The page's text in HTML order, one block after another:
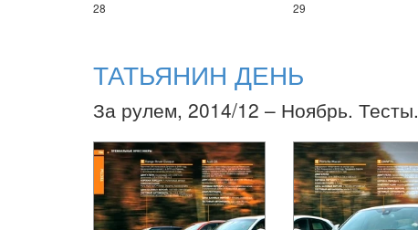
28 29
ТАТЬЯНИН ДЕНЬ
За рулем, 2014/12 – Ноябрь. Тесты.